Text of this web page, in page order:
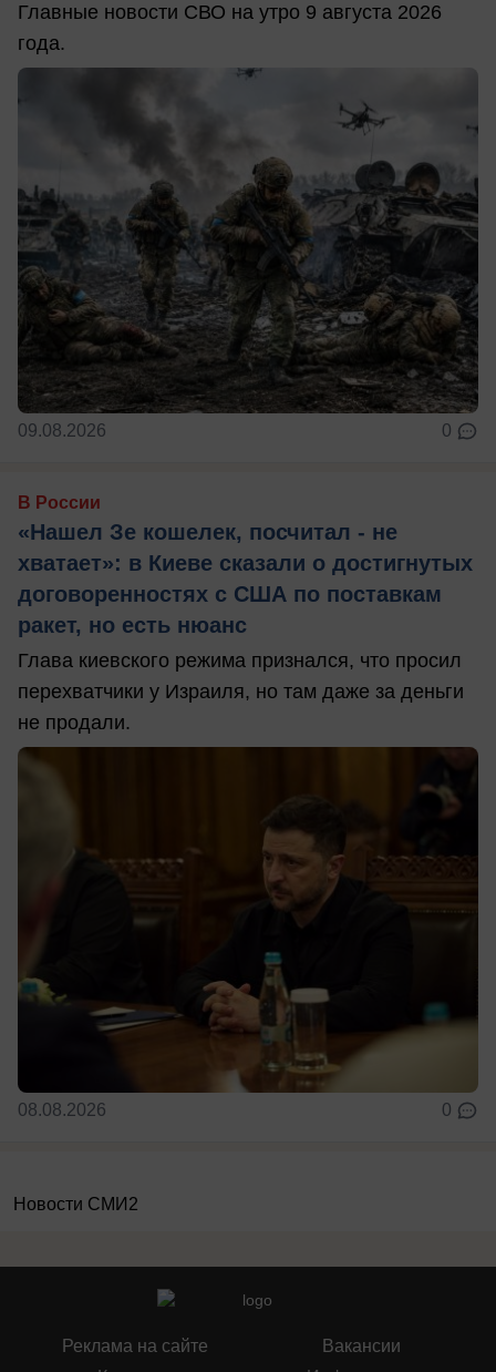
Главные новости СВО на утро 9 августа 2026
года.
09.08.2026 0
В России
«Нашел Зе кошелек, посчитал - не
хватает»: в Киеве сказали о достигнутых
договоренностях с США по поставкам
ракет, но есть нюанс
Глава киевского режима признался, что просил
перехватчики у Израиля, но там даже за деньги
не продали.
08.08.2026 0
Новости СМИ2
Реклама на сайте
Вакансии